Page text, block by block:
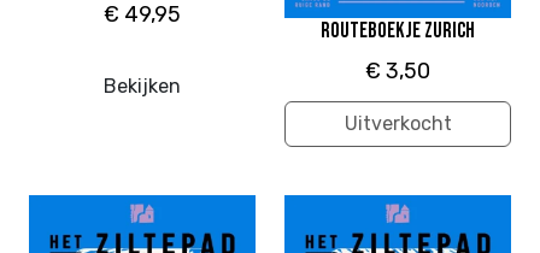
€ 49,95
Bekijken
Routeboekje Zurich
€ 3,50
Uitverkocht